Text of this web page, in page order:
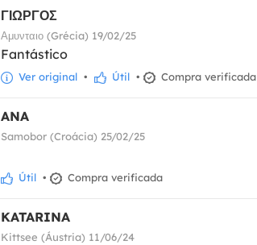
ΓΙΩΡΓΟΣ
Αμυνταιο (Grécia) 19/02/25
Fantástico
Ver original • Útil • Compra verificada
ANA
Samobor (Croácia) 25/02/25
Útil • Compra verificada
KATARINA
Kittsee (Áustria) 11/06/24